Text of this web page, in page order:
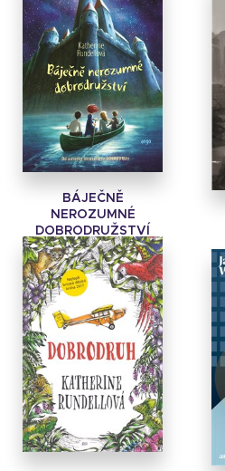
BÁJEČNĚ
NEROZUMNÉ
DOBRODRUŽSTVÍ
Katherine Rundellová